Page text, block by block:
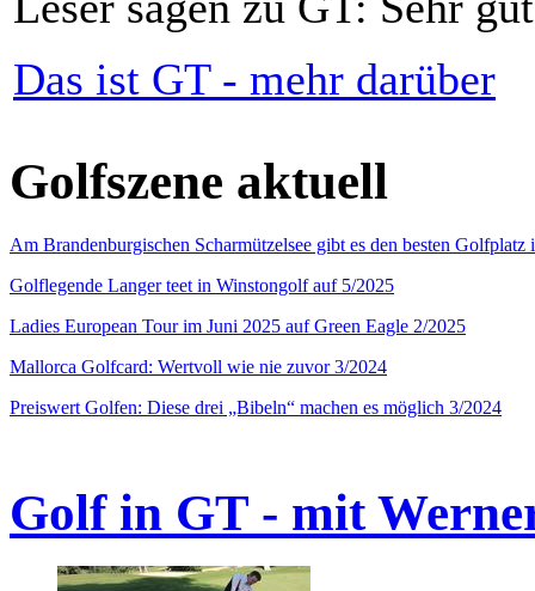
Das ist GT - mehr darüber
Golfszene aktuell
Am Brandenburgischen Scharmützelsee gibt es den besten
Golflegende Langer teet in Winstongolf auf 5/2025
Ladies European Tour im Juni 2025 auf Green Eagle 2/2025
Mallorca Golfcard: Wertvoll wie nie zuvor 3/2024
Preiswert Golfen: Diese drei „Bibeln“ machen es möglich 3/2024
Golf in GT - mit